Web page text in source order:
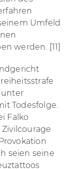
Umfeld
werden. [11]
unter
Todesfolge.
Falko
seien seine